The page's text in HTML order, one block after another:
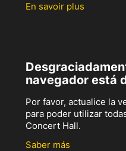
En savoir plus
navegador está
Por favor, actualice la
para poder utilizar
Concert Hall.
Saber más